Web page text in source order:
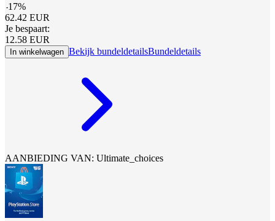
-17%
62.42 EUR
Je bespaart:
12.58 EUR
In winkelwagen Bekijk bundeldetailsBundeldetails
AANBIEDING VAN: Ultimate_choices